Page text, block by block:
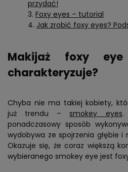
przydać!
Foxy eyes – tutorial
Jak zrobić foxy eyes?
Makijaż foxy
charakteryzuje?
Chyba nie ma takiej kobiety,
już trendu – smokey eyes.
ponadczasowy sposób
wydobywa ze spojrzenia głębie
Okazuje się, że coraz większą
wybieranego smokey eye jest